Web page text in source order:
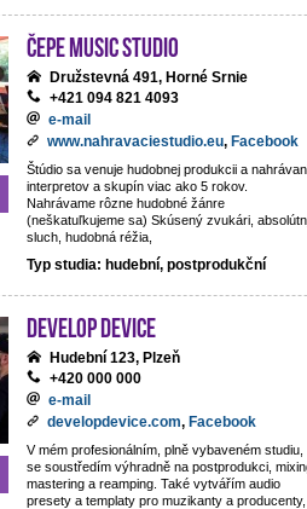
ČePE MUSIC Studio
Družstevná 491, Horné Srnie
+421 094 821 4093
e-mail
www.nahravaciestudio.eu, Facebook
Štúdio sa venuje hudobnej produkcii a
interpretov a skupín viac ako 5 rokov.
Nahrávame rôzne hudobné žánre
(neškatuľkujeme sa) Skúsený zvukári,
sluch, hudobná réžia,
Typ studia: hudební, postprodukční
Develop Device
Hudební 123, Plzeň
+420 000 000
e-mail
developdevice.com, Facebook
V mém profesionálním, plně vybaveném studiu,
se soustředím výhradně na postprodukci,
mastering a reamping. Také vytvářím audio
presety a templaty pro muzikanty a producenty,